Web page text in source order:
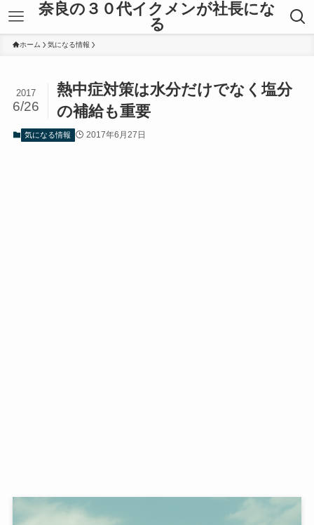
奈良の３０代イクメンが社長にな
る
ホーム 気になる情報
熱中症対策は水分だけでなく塩分
の補給も重要
2017
6/26
気になる情報 2017年6月27日